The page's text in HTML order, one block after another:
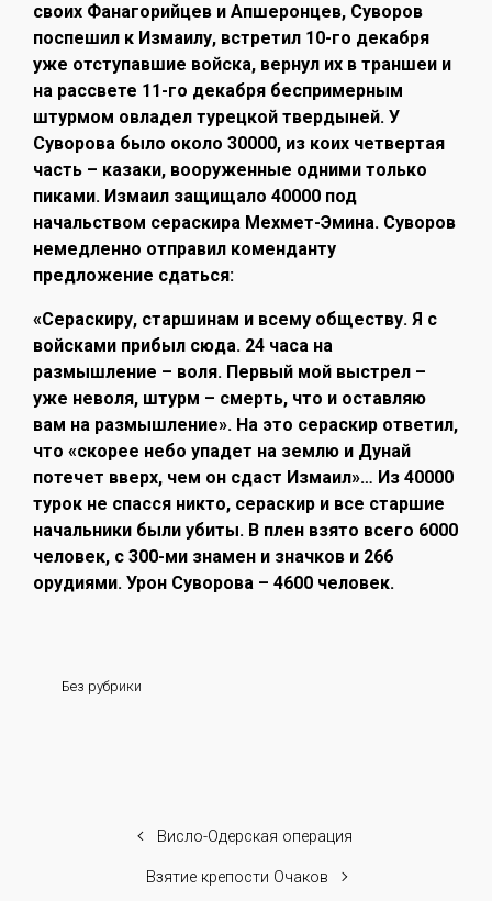
своих Фанагорийцев и Апшеронцев, Суворов
поспешил к Измаилу, встретил 10-го декабря
уже отступавшие войска, вернул их в траншеи и
на рассвете 11-го декабря беспримерным
штурмом овладел турецкой твердыней. У
Суворова было около 30000, из коих четвертая
часть – казаки, вооруженные одними только
пиками. Измаил защищало 40000 под
начальством сераскира Мехмет-Эмина. Суворов
немедленно отправил коменданту
предложение сдаться:
«Сераскиру, старшинам и всему обществу. Я с
войсками прибыл сюда. 24 часа на
размышление – воля. Первый мой выстрел –
уже неволя, штурм – смерть, что и оставляю
вам на размышление». На это сераскир ответил,
что «скорее небо упадет на землю и Дунай
потечет вверх, чем он сдаст Измаил»… Из 40000
турок не спасся никто, сераскир и все старшие
начальники были убиты. В плен взято всего 6000
человек, с 300-ми знамен и значков и 266
орудиями. Урон Суворова – 4600 человек.
Без рубрики
Висло-Одерская операция
Взятие крепости Очаков